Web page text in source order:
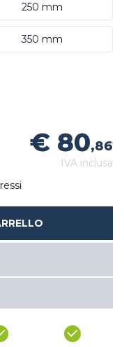
250 mm
350 mm
€ 80,86
IVA inclusa